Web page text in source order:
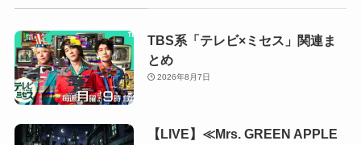
TBS系「テレビ×ミセス」関連ま
とめ
2026年8月7日
【LIVE】≪Mrs. GREEN APPLE